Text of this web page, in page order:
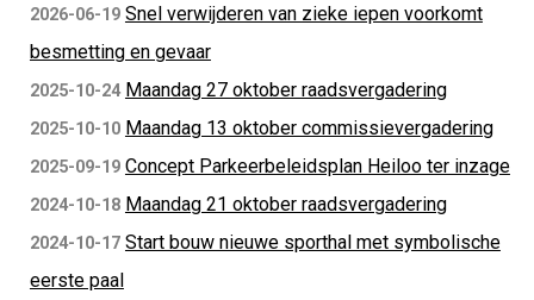
2026-06-19 Snel verwijderen van zieke iepen voorkomt
besmetting en gevaar
2025-10-24 Maandag 27 oktober raadsvergadering
2025-10-10 Maandag 13 oktober commissievergadering
2025-09-19 Concept Parkeerbeleidsplan Heiloo ter inzage
2024-10-18 Maandag 21 oktober raadsvergadering
2024-10-17 Start bouw nieuwe sporthal met symbolische
eerste paal